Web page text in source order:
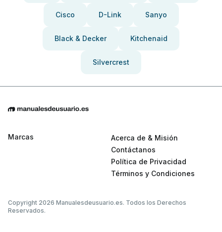
Cisco D-Link Sanyo
Black & Decker Kitchenaid
Silvercrest
Marcas
Acerca de & Misión
Contáctanos
Política de Privacidad
Términos y Condiciones
Copyright 2026 Manualesdeusuario.es. Todos los Derechos
Reservados.